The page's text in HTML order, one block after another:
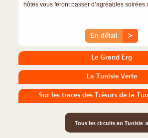
hôtes vous feront passer d’agréables soirées
En détail ≻
Le Grand Erg
La Tunisie Verte
Tous les circuits en Tunisie»